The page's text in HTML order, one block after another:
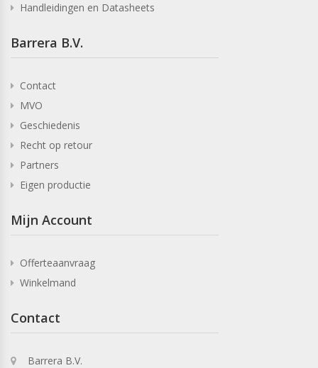
Handleidingen en Datasheets
Barrera B.V.
Contact
MVO
Geschiedenis
Recht op retour
Partners
Eigen productie
Mijn Account
Offerteaanvraag
Winkelmand
Contact
Barrera B.V.